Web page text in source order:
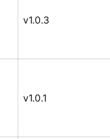
v1.0.3
v1.0.1